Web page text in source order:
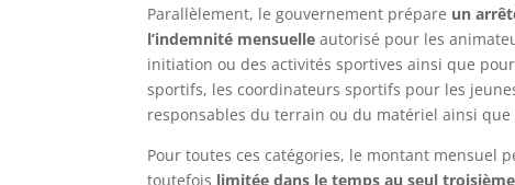
Parallèlement, le gouvernement prépare un
l’indemnité mensuelle autorisé pour les
initiation ou des activités sportives ainsi que
sportifs, les coordinateurs sportifs pour les
responsables du terrain ou du matériel ainsi
Pour toutes ces catégories, le montant mensuel
toutefois limitée dans le temps au seul